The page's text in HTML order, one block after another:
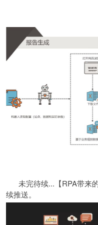
未完待续...【RPA带来
续推送。